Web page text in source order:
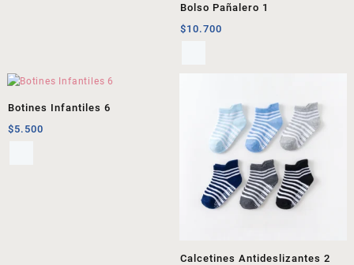
Bolso Pañalero 1
$10.700
Botines Infantiles 6
$5.500
Calcetines Antideslizantes 2